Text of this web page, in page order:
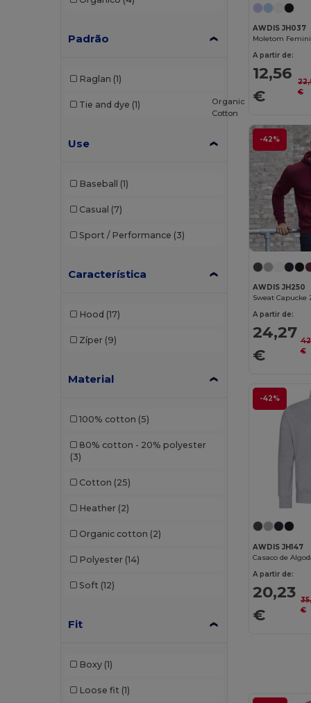
B&C (209)
Bag Base
Bella+Canvas (29)
Branve (8)
Brook Taverner
Buff (3)
CamelBak (7)
Carhartt (12)
Case Logic
Caterpillar (2)
CG International (3)
Cherokee (4)
Chipolo
Craghoppers
Padrão
Raglan (1)
Tie and dye (1)
Use
Baseball (1)
Casual (7)
Sport / Performance (3)
Característica
Hood (17)
Zíper (9)
Material
100% cotton (5)
80% cotton - 20% polyester
(3)
Cotton (25)
Heather (2)
Organic cotton (2)
Polyester (14)
Soft (12)
Fit
Boxy (1)
Loose fit (1)
AWDIS JH037
A partir de:
12,56
€
€
-42%
Organic
Cotton
AWDIS JH250
Sweat Capucke
A partir de:
24,27
€
€
-42%
AWDIS JH147
Casaco de
A partir de:
20,23
€
€